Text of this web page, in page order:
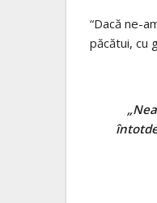
“Dacă ne-
păcătui, cu